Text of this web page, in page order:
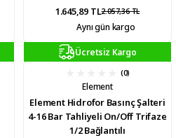
1.645,89 TL2.057,36 TL
Aynı gün kargo
Ücretsiz Kargo
(0)
Element
Element Hidrofor Basınç Şalteri
4-16 Bar Tahliyeli On/Off Trifaze
1/2 Bağlantılı